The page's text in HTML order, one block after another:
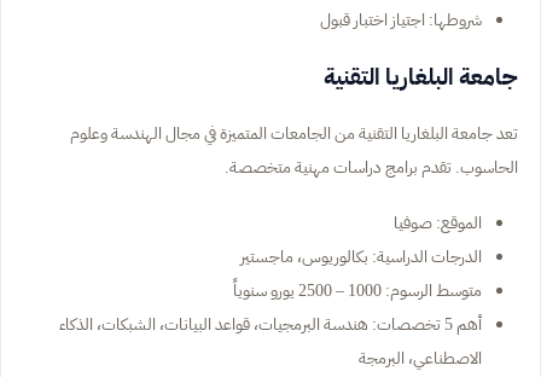
شروطها: اجتياز اختبار قبول
جامعة البلغاريا التقنية
تعد جامعة البلغاريا التقنية من الجامعات المتميزة في مجال الهندسة وعلوم
الحاسوب. تقدم برامج دراسات مهنية متخصصة.
الموقع: صوفيا
الدرجات الدراسية: بكالوريوس، ماجستير
متوسط الرسوم: 1000 – 2500 يورو سنوياً
أهم 5 تخصصات: هندسة البرمجيات، قواعد البيانات، الشبكات، الذكاء
الاصطناعي، البرمجة